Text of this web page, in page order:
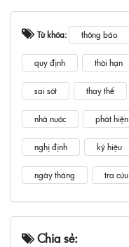
Từ khóa: thông báo
quy định thời hạn
sai sót thay thế
nhà nước phát hiện
nghị định ký hiệu
ngày tháng tra cứu
Chia sẻ: